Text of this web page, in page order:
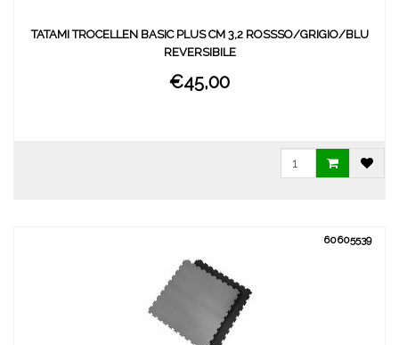
TATAMI TROCELLEN BASIC PLUS CM 3,2 ROSSSO/GRIGIO/BLU
REVERSIBILE
€45,00
60605539